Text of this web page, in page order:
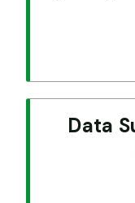
Data